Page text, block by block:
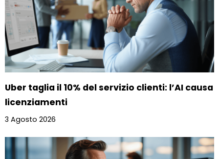
Uber taglia il 10% del servizio clienti: l’AI causa
licenziamenti
3 Agosto 2026